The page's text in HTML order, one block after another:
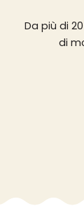
Da più di
di